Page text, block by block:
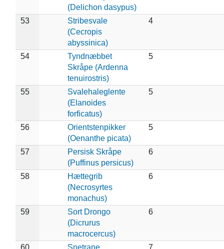
(Delichon dasypus)
53
Stribesvale
(Cecropis
abyssinica)
4
54
Tyndnæbbet
Skråpe (Ardenna
tenuirostris)
5
55
Svalehaleglente
(Elanoides
forficatus)
5
56
Orientstenpikker
(Oenanthe picata)
5
57
Persisk Skråpe
(Puffinus persicus)
6
58
Hættegrib
(Necrosyrtes
monachus)
6
59
Sort Drongo
(Dicrurus
macrocercus)
6
60
Snetrane
7